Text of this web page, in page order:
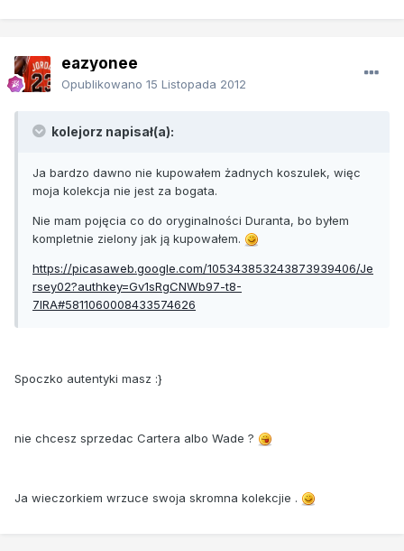
eazyonee
Opublikowano 15 Listopada 2012
kolejorz napisał(a):
Ja bardzo dawno nie kupowałem żadnych koszulek, więc
moja kolekcja nie jest za bogata.
Nie mam pojęcia co do oryginalności Duranta, bo byłem
kompletnie zielony jak ją kupowałem.
https://picasaweb.google.com/105343853243873939406/Je
rsey02?authkey=Gv1sRgCNWb97-t8-
7lRA#5811060008433574626
Spoczko autentyki masz :}
nie chcesz sprzedac Cartera albo Wade ?
Ja wieczorkiem wrzuce swoja skromna kolekcjie .